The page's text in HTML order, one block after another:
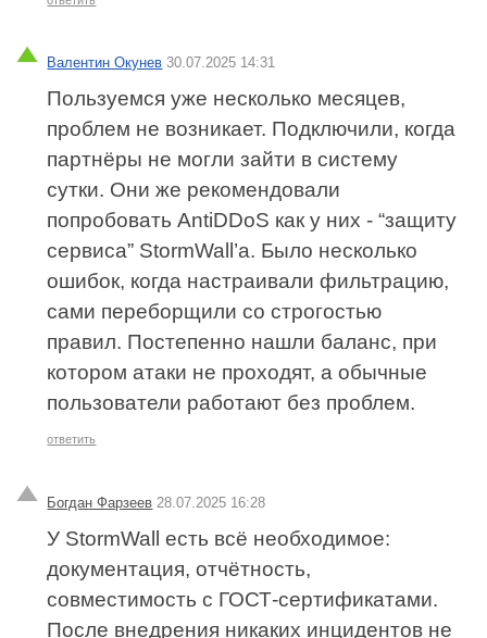
Валентин Окунев 30.07.2025 14:31
Пользуемся уже несколько месяцев,
проблем не возникает. Подключили, когда
партнёры не могли зайти в систему
сутки. Они же рекомендовали
попробовать AntiDDoS как у них - “защиту
сервиса” StormWall’а. Было несколько
ошибок, когда настраивали фильтрацию,
сами переборщили со строгостью
правил. Постепенно нашли баланс, при
котором атаки не проходят, а обычные
пользователи работают без проблем.
ответить
Богдан Фарзеев 28.07.2025 16:28
У StormWall есть всё необходимое:
документация, отчётность,
совместимость с ГОСТ-сертификатами.
После внедрения никаких инцидентов не